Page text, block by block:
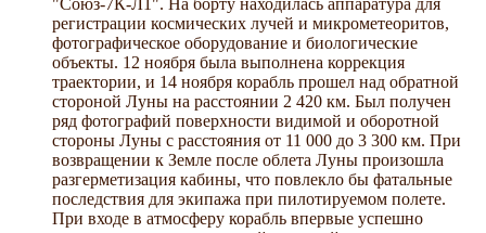
"Союз-7К-Л1". На борту находилась аппаратура для
регистрации космических лучей и микрометеоритов,
фотографическое оборудование и биологические
объекты. 12 ноября была выполнена коррекция
траектории, и 14 ноября корабль прошел над обратной
стороной Луны на расстоянии 2 420 км. Был получен
ряд фотографий поверхности видимой и оборотной
стороны Луны с расстояния от 11 000 до 3 300 км. При
возвращении к Земле после облета Луны произошла
разгерметизация кабины, что повлекло бы фатальные
последствия для экипажа при пилотируемом полете.
При входе в атмосферу корабль впервые успешно